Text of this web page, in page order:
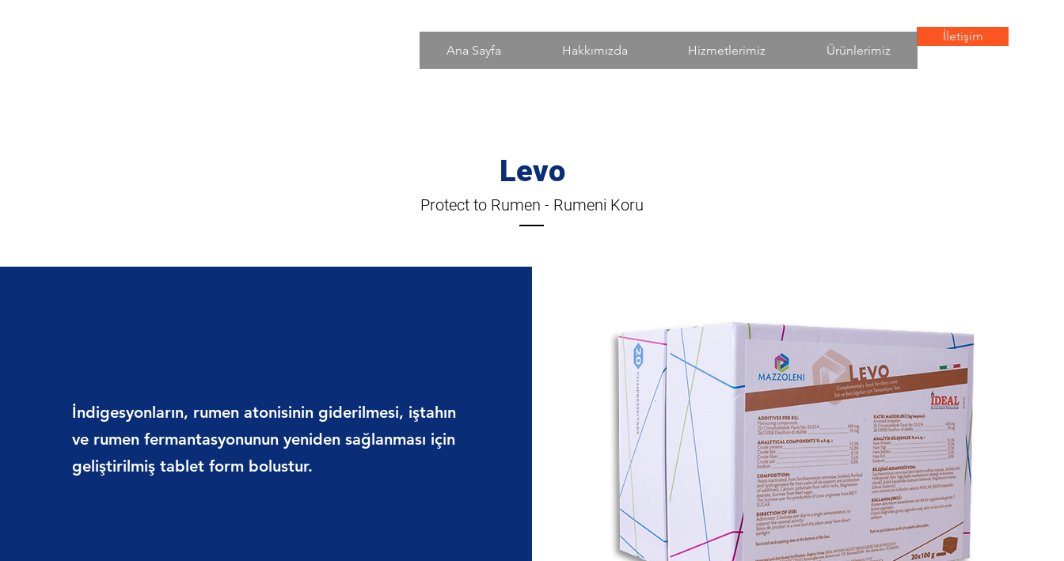
İletişim
Ana Sayfa
Hakkımızda Hizmetlerimiz Ürünlerimiz
Levo
Protect to Rumen - Rumeni Koru
İndigesyonların, rumen atonisinin giderilmesi, iştahın
ve rumen fermantasyonunun yeniden sağlanması için
geliştirilmiş tablet form bolustur.